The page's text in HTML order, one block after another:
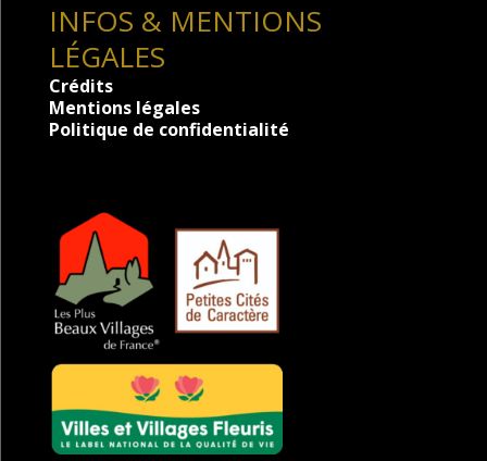
INFOS & MENTIONS
LÉGALES
Crédits
Mentions légales
Politique de confidentialité